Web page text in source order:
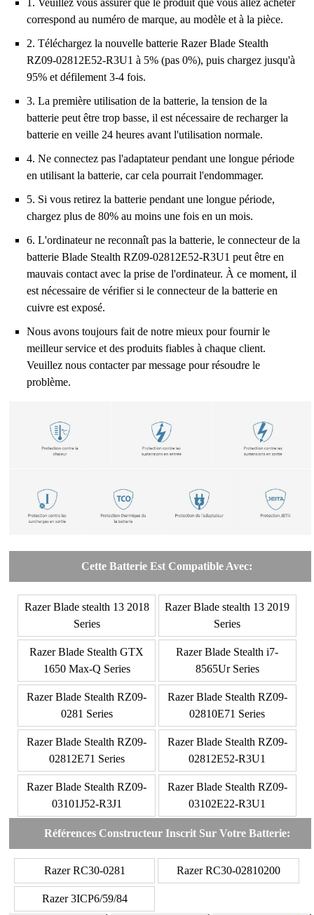
correspond au numéro de marque, au modèle et à la pièce.
2. Téléchargez la nouvelle batterie Razer Blade Stealth
RZ09-02812E52-R3U1 à 5% (pas 0%), puis chargez jusqu'à
95% et défilement 3-4 fois.
3. La première utilisation de la batterie, la tension de la
batterie peut être trop basse, il est nécessaire de recharger la
batterie en veille 24 heures avant l'utilisation normale.
4. Ne connectez pas l'adaptateur pendant une longue période
en utilisant la batterie, car cela pourrait l'endommager.
5. Si vous retirez la batterie pendant une longue période,
chargez plus de 80% au moins une fois en un mois.
6. L'ordinateur ne reconnaît pas la batterie, le connecteur de la
batterie Blade Stealth RZ09-02812E52-R3U1 peut être en
mauvais contact avec la prise de l'ordinateur. À ce moment, il
est nécessaire de vérifier si le connecteur de la batterie en
cuivre est exposé.
Nous avons toujours fait de notre mieux pour fournir le
meilleur service et des produits fiables à chaque client.
Veuillez nous contacter par message pour résoudre le
problème.
Cette Batterie Est Compatible Avec:
Razer Blade stealth 13 2018
Series
Razer Blade stealth 13 2019
Series
Razer Blade Stealth GTX
1650 Max-Q Series
Razer Blade Stealth i7-
8565Ur Series
Razer Blade Stealth RZ09-
0281 Series
Razer Blade Stealth RZ09-
02810E71 Series
Razer Blade Stealth RZ09-
02812E71 Series
Razer Blade Stealth RZ09-
02812E52-R3U1
Razer Blade Stealth RZ09-
03101J52-R3J1
Razer Blade Stealth RZ09-
03102E22-R3U1
Références Constructeur Inscrit Sur Votre Batterie:
Razer RC30-0281 Razer RC30-02810200
Razer 3ICP6/59/84